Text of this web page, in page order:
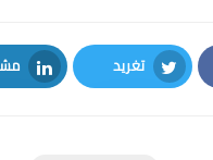
تغريد
Twitter